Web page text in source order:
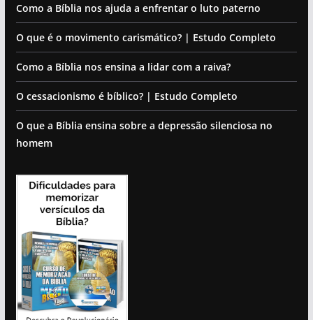
Como a Bíblia nos ajuda a enfrentar o luto paterno
O que é o movimento carismático? | Estudo Completo
Como a Bíblia nos ensina a lidar com a raiva?
O cessacionismo é bíblico? | Estudo Completo
O que a Bíblia ensina sobre a depressão silenciosa no
homem